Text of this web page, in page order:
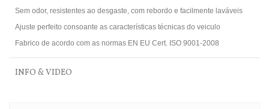
Sem odor, resistentes ao desgaste, com rebordo e facilmente laváveis
Ajuste perfeito consoante as características técnicas do veiculo
Fabrico de acordo com as normas EN EU Cert. ISO 9001-2008
INFO & VIDEO